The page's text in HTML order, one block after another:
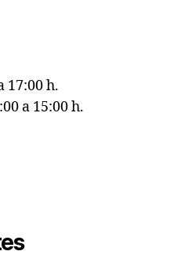
17:00 h.
a 15:00 h.